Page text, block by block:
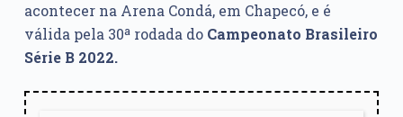
acontecer na Arena Condá, em Chapecó, e é
válida pela 30ª rodada do Campeonato Brasileiro
Série B 2022.